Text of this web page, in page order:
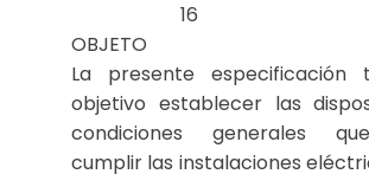
16
OBJETO
La presente especificación
objetivo establecer las
condiciones generales
cumplir las instalaciones